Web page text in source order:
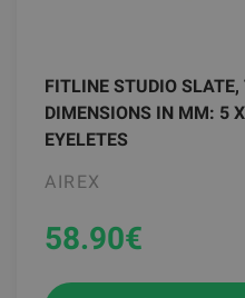
FITLINE STUDIO
DIMENSIONS IN MM: 5
EYELETES
AIREX
58.90€